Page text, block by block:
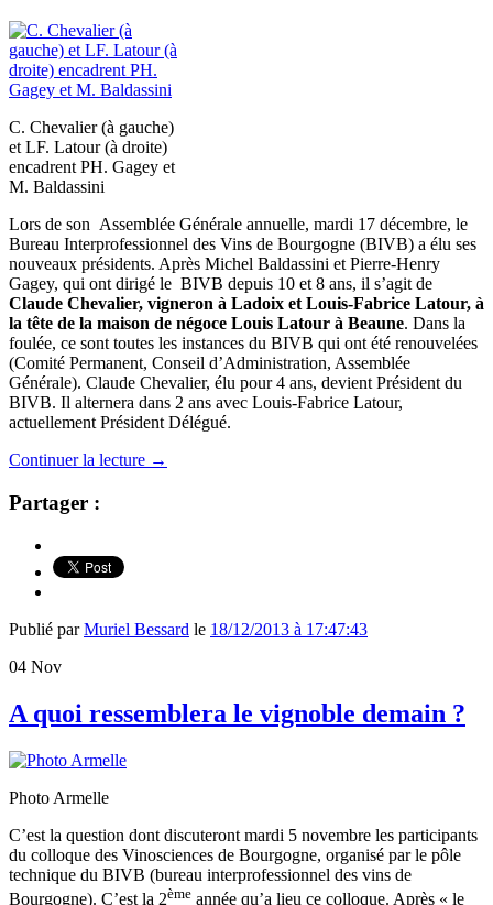
C. Chevalier (à gauche)
et LF. Latour (à droite)
encadrent PH. Gagey et
M. Baldassini
Lors de son Assemblée Générale annuelle, mardi 17 décembre, le
Bureau Interprofessionnel des Vins de Bourgogne (BIVB) a élu ses
nouveaux présidents. Après Michel Baldassini et Pierre‐Henry
Gagey, qui ont dirigé le BIVB depuis 10 et 8 ans, il s’agit de
Claude Chevalier, vigneron à Ladoix et Louis-Fabrice Latour, à
la tête de la maison de négoce Louis Latour à Beaune. Dans la
foulée, ce sont toutes les instances du BIVB qui ont été renouvelées
(Comité Permanent, Conseil d’Administration, Assemblée
Générale). Claude Chevalier, élu pour 4 ans, devient Président du
BIVB. Il alternera dans 2 ans avec Louis‐Fabrice Latour,
actuellement Président Délégué.
Continuer la lecture →
Partager :
Publié parMuriel Bessard le 18/12/2013 à 17:47:43
04 Nov
A quoi ressemblera le vignoble demain ?
Photo Armelle
C’est la question dont discuteront mardi 5 novembre les participants
du colloque des Vinosciences de Bourgogne, organisé par le pôle
technique du BIVB (bureau interprofessionnel des vins de
Bourgogne). C’est la 2ème année qu’a lieu ce colloque. Après « le